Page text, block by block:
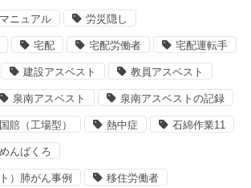
ニュアル 労災隠し
宅配 宅配労働者 宅配運転手
建設アスベスト 教員アスベスト
泉南アスベスト 泉南アスベストの記録
賠（工場型） 熱中症 石綿作業11
んばくろ
）肺がん事例 移住労働者